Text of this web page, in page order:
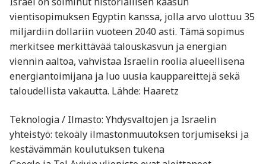
vientisopimuksen Egyptin kanssa, jolla arvo ulottuu 35
miljardiin dollariin vuoteen 2040 asti. Tämä sopimus
merkitsee merkittävää talouskasvun ja energian
viennin aaltoa, vahvistaa Israelin roolia alueellisena
energiantoimijana ja luo uusia kauppareittejä sekä
taloudellista vakautta. Lähde: Haaretz
Teknologia / Ilmasto: Yhdysvaltojen ja Israelin
yhteistyö: tekoäly ilmastonmuutoksen torjumiseksi ja
kestävämmän koulutuksen tukena